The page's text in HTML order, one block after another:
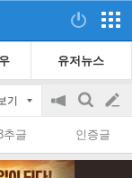
유저뉴스
기
공
on/off
검
색
글
쓰
추글 인증글